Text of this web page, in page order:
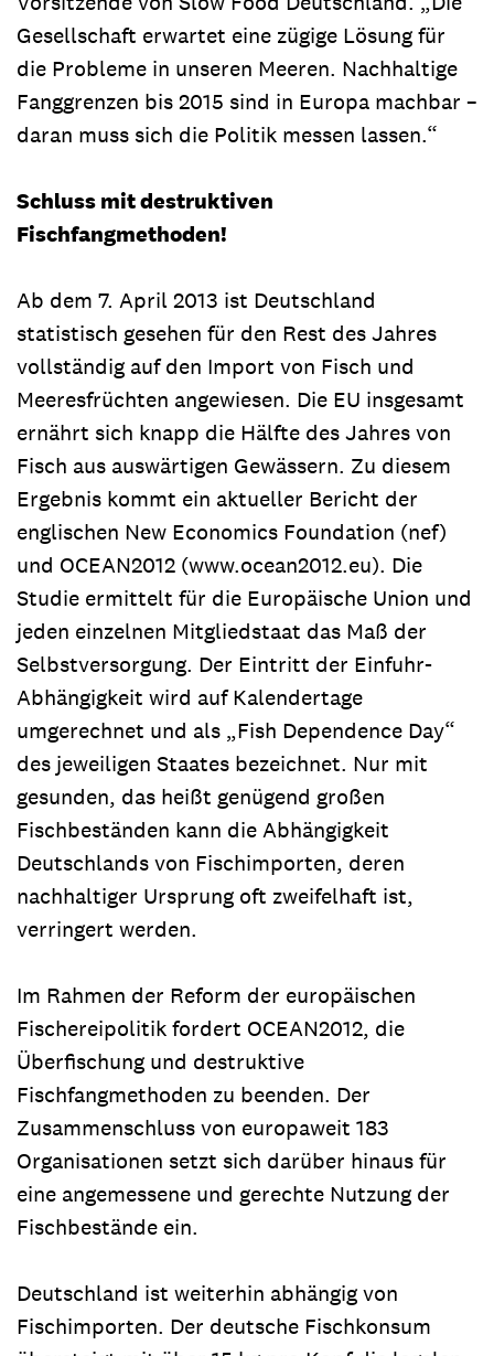
Gesellschaft erwartet eine zügige Lösung für
die Probleme in unseren Meeren. Nachhaltige
Fanggrenzen bis 2015 sind in Europa machbar –
daran muss sich die Politik messen lassen.“
Schluss mit destruktiven
Fischfangmethoden!
Ab dem 7. April 2013 ist Deutschland
statistisch gesehen für den Rest des Jahres
vollständig auf den Import von Fisch und
Meeresfrüchten angewiesen. Die EU insgesamt
ernährt sich knapp die Hälfte des Jahres von
Fisch aus auswärtigen Gewässern. Zu diesem
Ergebnis kommt ein aktueller Bericht der
englischen New Economics Foundation (nef)
und OCEAN2012 (www.ocean2012.eu). Die
Studie ermittelt für die Europäische Union und
jeden einzelnen Mitgliedstaat das Maß der
Selbstversorgung. Der Eintritt der Einfuhr-
Abhängigkeit wird auf Kalendertage
umgerechnet und als „Fish Dependence Day“
des jeweiligen Staates bezeichnet. Nur mit
gesunden, das heißt genügend großen
Fischbeständen kann die Abhängigkeit
Deutschlands von Fischimporten, deren
nachhaltiger Ursprung oft zweifelhaft ist,
verringert werden.
Im Rahmen der Reform der europäischen
Fischereipolitik fordert OCEAN2012, die
Überfischung und destruktive
Fischfangmethoden zu beenden. Der
Zusammenschluss von europaweit 183
Organisationen setzt sich darüber hinaus für
eine angemessene und gerechte Nutzung der
Fischbestände ein.
Deutschland ist weiterhin abhängig von
Fischimporten. Der deutsche Fischkonsum